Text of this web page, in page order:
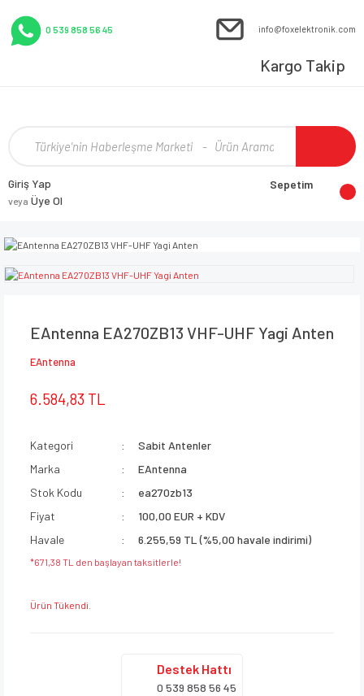
0 539 858 56 45 info@foxelektronik.com
Kargo Takip
Giriş Yap
veya Üye Ol
Sepetim
EAntenna EA270ZB13 VHF-UHF Yagi Anten
EAntenna
6.584,83 TL
Kategori
Sabit Antenler
Marka
EAntenna
Stok Kodu
ea270zb13
Fiyat
100,00 EUR + KDV
Havale
6.255,59 TL (%5,00 havale indirimi)
*671,38 TL den başlayan taksitlerle!
Ürün Tükendi.
Destek Hattı
0 539 858 56 45